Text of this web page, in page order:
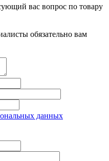
вас вопрос по товару
обязательно вам
данных